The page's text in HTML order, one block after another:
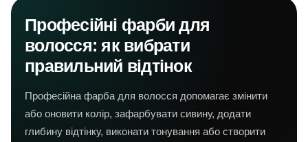
Професійні фарби для
волосся: як вибрати
правильний відтінок
Професійна фарба для волосся допомагає змінити
або оновити колір, зафарбувати сивину, додати
глибину відтінку, виконати тонування або створити